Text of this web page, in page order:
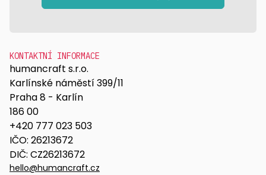
KONTAKTNÍ INFORMACE
humancraft s.r.o.
Karlínské náměstí 399/11
Praha 8 - Karlín
186 00
+420 777 023 503
IČO: 26213672
DIČ: CZ26213672
hello@humancraft.cz